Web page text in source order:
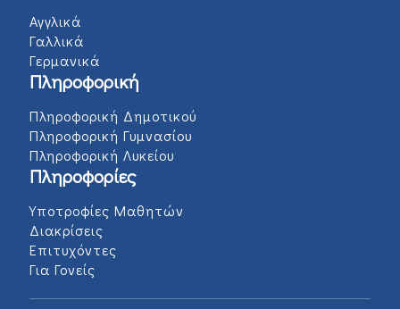
Αγγλικά
Γαλλικά
Γερμανικά
Πληροφορική
Πληροφορική Δημοτικού
Πληροφορική Γυμνασίου
Πληροφορική Λυκείου
Πληροφορίες
Υποτροφίες Μαθητών
Διακρίσεις
Επιτυχόντες
Για Γονείς